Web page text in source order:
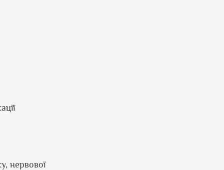
нервової